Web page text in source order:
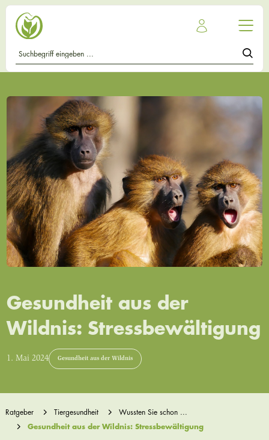
Gesundheit aus der
Wildnis: Stressbewältigung
1. Mai 2024 Gesundheit aus der Wildnis
Ratgeber Tiergesundheit
Wussten Sie schon ...
Gesundheit aus der Wildnis: Stressbewältigung